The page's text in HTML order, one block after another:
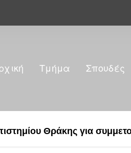
Τμήμα Σπουδές
Θράκης για